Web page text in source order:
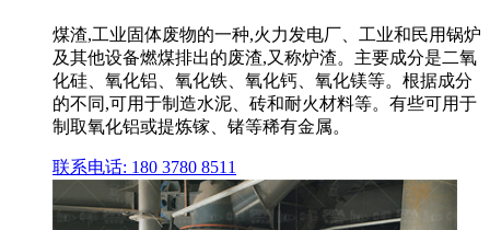
煤渣,工业固体废物的一种,火力发电厂、工业和民用锅炉
及其他设备燃煤排出的废渣,又称炉渣。主要成分是二氧
化硅、氧化铝、氧化铁、氧化钙、氧化镁等。根据成分
的不同,可用于制造水泥、砖和耐火材料等。有些可用于
制取氧化铝或提炼镓、锗等稀有金属。
联系电话: 180 3780 8511